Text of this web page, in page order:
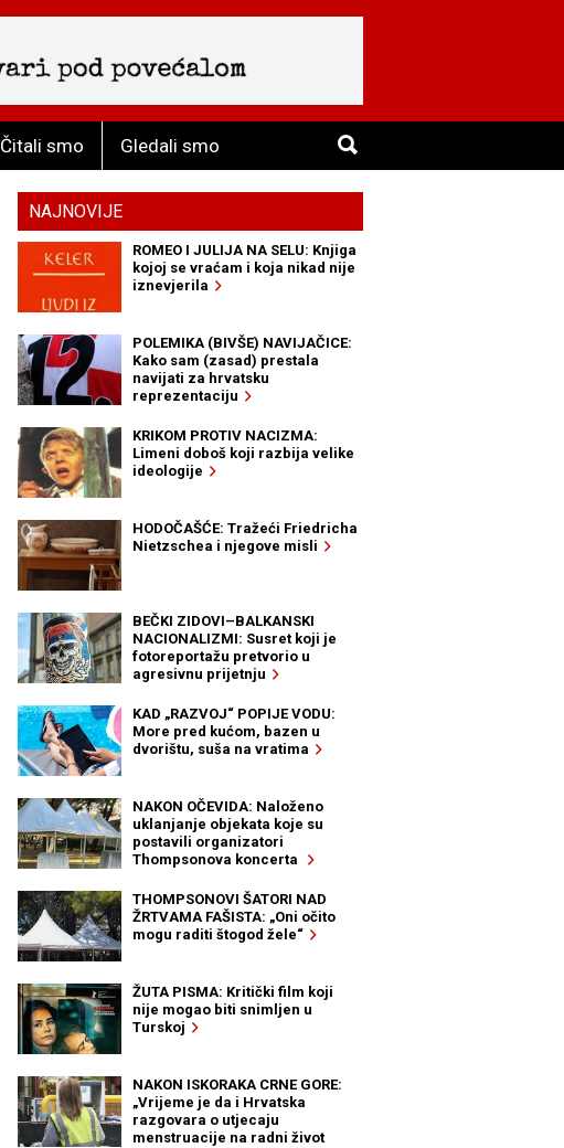
Čitali smo Gledali smo
NAJNOVIJE
ROMEO I JULIJA NA SELU: Knjiga
kojoj se vraćam i koja nikad nije
iznevjerila
POLEMIKA (BIVŠE) NAVIJAČICE:
Kako sam (zasad) prestala
navijati za hrvatsku
reprezentaciju
KRIKOM PROTIV NACIZMA:
Limeni doboš koji razbija velike
ideologije
HODOČAŠĆE: Tražeći Friedricha
Nietzschea i njegove misli
BEČKI ZIDOVI–BALKANSKI
NACIONALIZMI: Susret koji je
fotoreportažu pretvorio u
agresivnu prijetnju
KAD „RAZVOJ“ POPIJE VODU:
More pred kućom, bazen u
dvorištu, suša na vratima
NAKON OČEVIDA: Naloženo
uklanjanje objekata koje su
postavili organizatori
Thompsonova koncerta
THOMPSONOVI ŠATORI NAD
ŽRTVAMA FAŠISTA: „Oni očito
mogu raditi štogod žele“
ŽUTA PISMA: Kritički film koji
nije mogao biti snimljen u
Turskoj
NAKON ISKORAKA CRNE GORE:
„Vrijeme je da i Hrvatska
razgovara o utjecaju
menstruacije na radni život